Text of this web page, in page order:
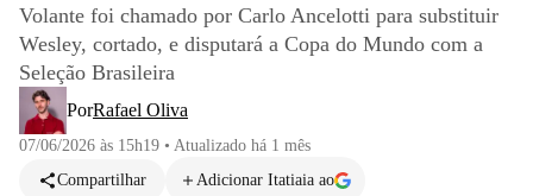
Volante foi chamado por Carlo Ancelotti para substituir
Wesley, cortado, e disputará a Copa do Mundo com a
Seleção Brasileira
PorRafael Oliva
07/06/2026 às 15h19 • Atualizado há 1 mês
Compartilhar
Adicionar Itatiaia ao